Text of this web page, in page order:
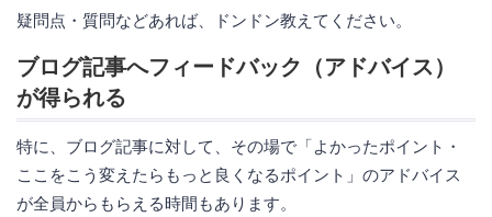
疑問点・質問などあれば、ドンドン教えてください。
ブログ記事へフィードバック（アドバイス）
が得られる
特に、ブログ記事に対して、その場で「よかったポイント・
ここをこう変えたらもっと良くなるポイント」のアドバイス
が全員からもらえる時間もあります。